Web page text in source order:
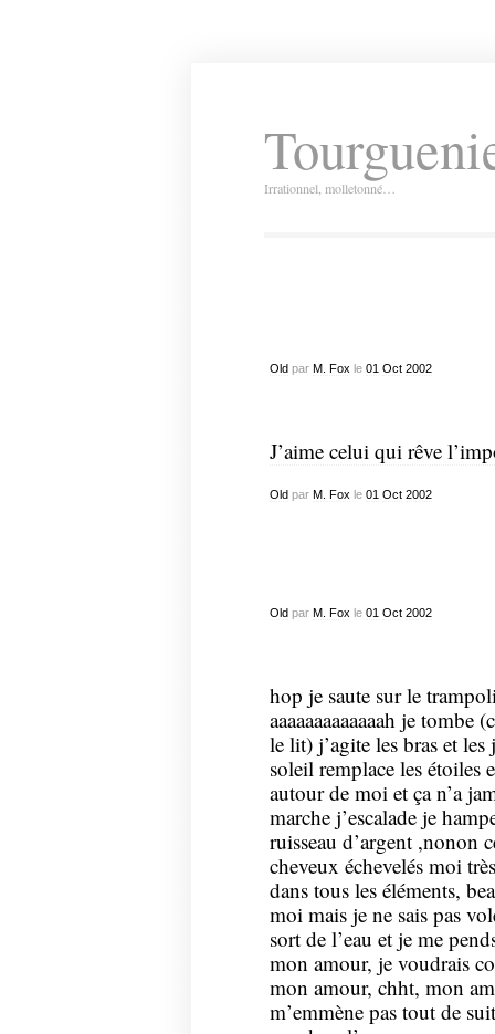
Irrationnel, molletonné…
Old par M. Fox le 01 Oct 2002
J’aime celui qui rêve
Oldpar M. Fox le 01 Oct 2002
Old par M. Fox le 01 Oct 2002
hop je saute sur le
aaaaaaaaaaaaah je tombe
le lit) j’agite les bras et
soleil remplace les étoiles
autour de moi et ça n’a
marche j’escalade je
ruisseau d’argent ,nonon
cheveux échevelés moi
dans tous les éléments,
moi mais je ne sais pas
sort de l’eau et je me
mon amour, je voudrais
mon amour, chht, mon
m’emmène pas tout de